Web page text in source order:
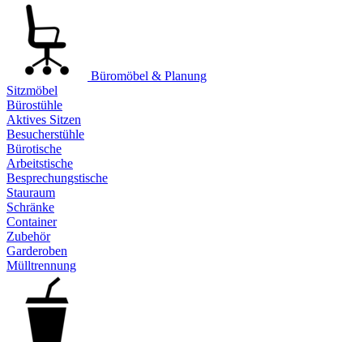
Büromöbel & Planung
Sitzmöbel
Bürostühle
Aktives Sitzen
Besucherstühle
Bürotische
Arbeitstische
Besprechungstische
Stauraum
Schränke
Container
Zubehör
Garderoben
Mülltrennung